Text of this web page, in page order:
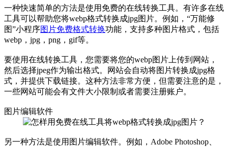
一种快速简单的方法是使用免费的在线转换工具。有许多在线
工具可以帮助您将webp格式转换成jpg图片。例如，“万能修
图”小程序图片免费格式转换功能，支持多种图片格式，包括
webp，jpg，png，gif等。
要使用在线转换工具，您需要将您的webp图片上传到网站，
然后选择jpeg作为输出格式。网站会自动将图片转换成jpg格
式，并提供下载链接。这种方法非常方便，但需要注意的是，
一些网站可能会有文件大小限制或者需要注册账户。
图片编辑软件
另一种方法是使用图片编辑软件。例如，Adobe Photoshop、